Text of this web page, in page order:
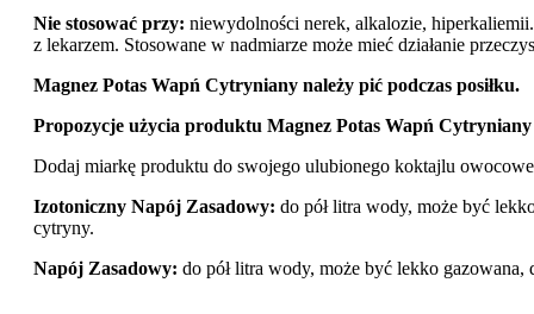
Nie stosować przy: niewydolności nerek, alkalozie,
z lekarzem. Stosowane w nadmiarze może mieć działanie
Magnez Potas Wapń Cytryniany należy pić podczas posiłku.
Propozycje użycia produktu Magnez Potas Wapń Cytryniany
Dodaj miarkę produktu do swojego ulubionego koktajlu
Izotoniczny Napój Zasadowy: do pół litra wody, może być
cytryny.
Napój Zasadowy: do pół litra wody, może być lekko